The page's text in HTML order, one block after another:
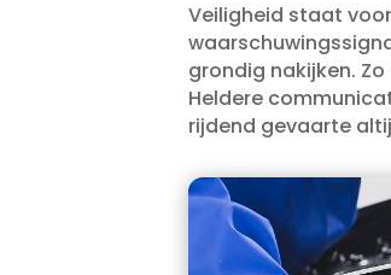
Veiligheid staat
grondig nakijken.​
Heldere
rijdend gevaarte